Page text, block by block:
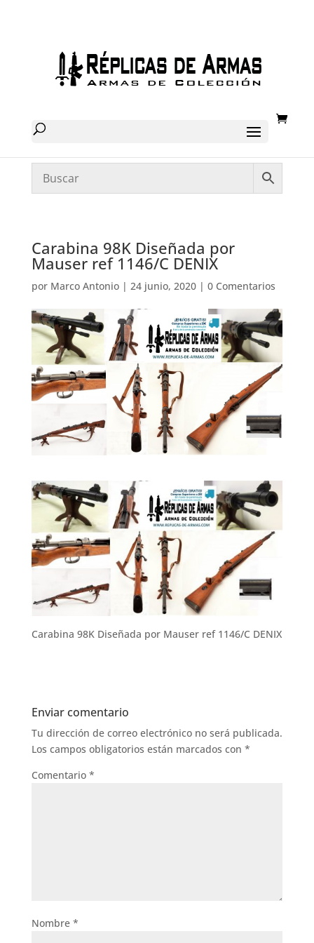
Carabina 98K Diseñada por
Mauser ref 1146/C DENIX
por Marco Antonio| 24 junio, 2020| 0 Comentarios
Carabina 98K Diseñada por Mauser ref 1146/C DENIX
Enviar comentario
Tu dirección de correo electrónico no será publicada.
Los campos obligatorios están marcados con *
Comentario *
Nombre *